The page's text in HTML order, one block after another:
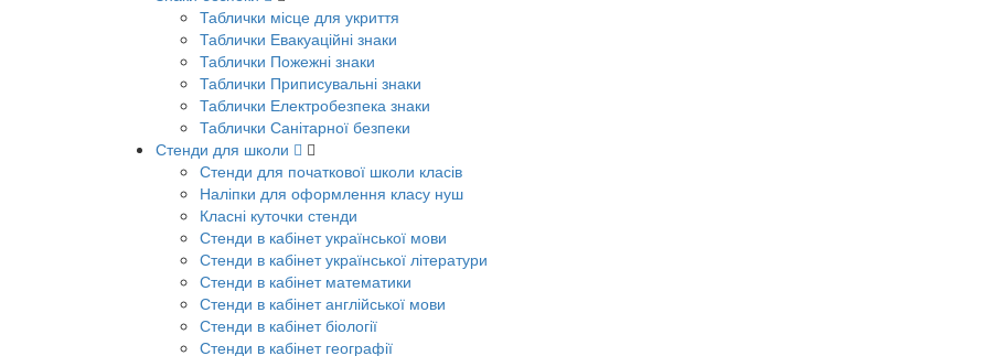
Таблички місце для укриття
Таблички Евакуаційні знаки
Таблички Пожежні знаки
Таблички Приписувальні знаки
Таблички Електробезпека знаки
Таблички Санітарної безпеки
Стенди для школи
Стенди для початкової школи класів
Наліпки для оформлення класу нуш
Класні куточки стенди
Стенди в кабінет української мови
Стенди в кабінет української літератури
Стенди в кабінет математики
Стенди в кабінет англійської мови
Стенди в кабінет біології
Стенди в кабінет географії